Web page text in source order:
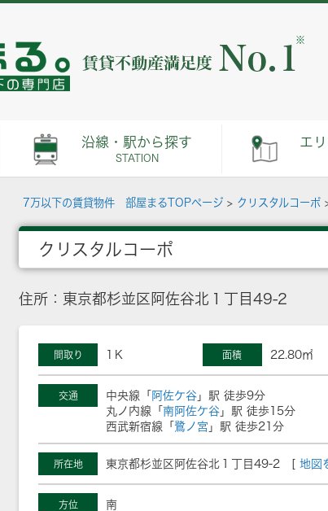
※
沿線・駅から探す
STATION
エ
7万以下の賃貸物件 部屋まるTOPページ > クリスタルコーポ
クリスタルコーポ
住所：東京都杉並区阿佐谷北１丁目49-2
間取り 1Ｋ 面積 22.80㎡
交通 中央線「 阿佐ケ谷 」駅 徒歩9分
丸ノ内線「 南阿佐ケ谷 」駅 徒歩15分
西武新宿線「 鷺ノ宮 」駅 徒歩21分
所在地 東京都杉並区阿佐谷北１丁目49-2 [ 地図
方位 南